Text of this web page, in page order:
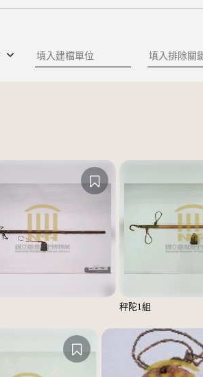
建檔單位 排除關鍵字
秤陀1組